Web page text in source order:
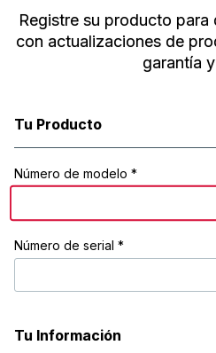
Registre su producto para
con actualizaciones de
garantía
Registration Form
Tu Producto
Número de modelo *
Número de serial *
Tu Información